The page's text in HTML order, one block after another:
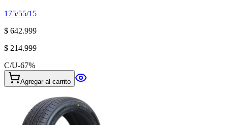
175/55/15
$ 642.999
$ 214.999
C/U-67%
Agregar al carrito